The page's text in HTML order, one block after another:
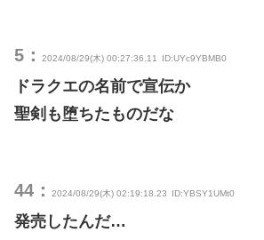
5： 2024/08/29(木) 00:27:36.11 ID:UYc9YBMB0
ドラクエの名前で宣伝か
聖剣も堕ちたものだな
44： 2024/08/29(木) 02:19:18.23 ID:YBSY1UMt0
発売したんだ…